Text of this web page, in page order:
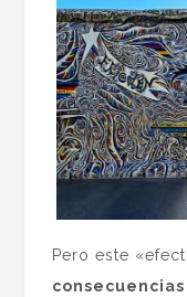
Pero este